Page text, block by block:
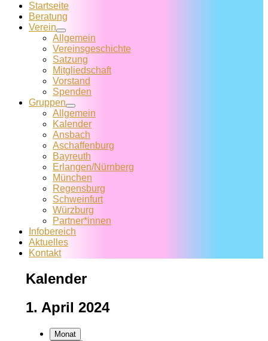
Startseite
Beratung
Verein
Allgemein
Vereins­geschichte
Satzung
Mitglied­schaft
Vorstand
Spenden
Gruppen
Allgemein
Kalender
Ansbach
Aschaffenburg
Bayreuth
Erlangen/Nürnberg
München
Regensburg
Schweinfurt
Würzburg
Partner*innen
Infobereich
Aktuelles
Kontakt
Kalender
1. April 2024
Monat